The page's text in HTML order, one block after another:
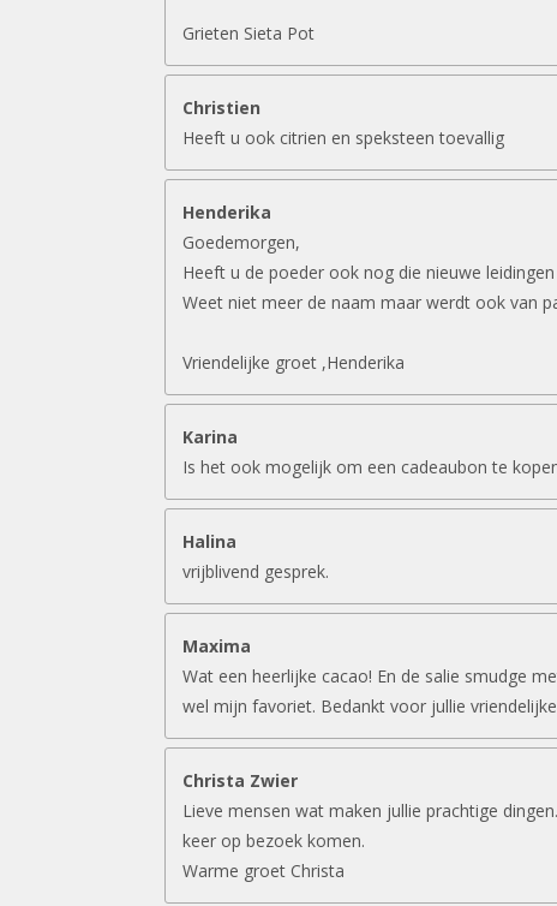
Grieten Sieta Pot
Christien
Heeft u ook citrien en speksteen toevallig
Henderika
Goedemorgen,
Heeft u de poeder ook nog die nieuwe
Weet niet meer de naam maar werdt ook van
Vriendelijke groet ,Henderika
Karina
Is het ook mogelijk om een cadeaubon te
Halina
vrijblivend gesprek.
Maxima
Wat een heerlijke cacao! En de salie smudge
wel mijn favoriet. Bedankt voor jullie
Christa Zwier
Lieve mensen wat maken jullie prachtige
keer op bezoek komen.
Warme groet Christa